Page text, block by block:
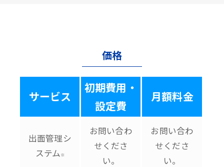
価格
サービス
初期費用・
設定費
月額料金
出面管理シ
ステム ※
お問い合わ
せくださ
い。
お問い合わ
せくださ
い。